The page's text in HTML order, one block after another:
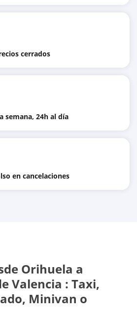
cerrados
semana, 24h al día
en cancelaciones
Orihuela a
Valencia : Taxi,
Minivan o